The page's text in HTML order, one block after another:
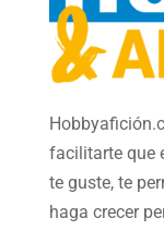
facilitarte que
te guste, te
haga crecer